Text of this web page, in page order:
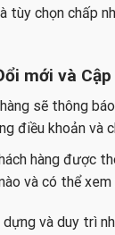
tùy chọn chấp
mới và
sẽ thông
điều khoản và
hàng được
và có thể xem
và duy trì